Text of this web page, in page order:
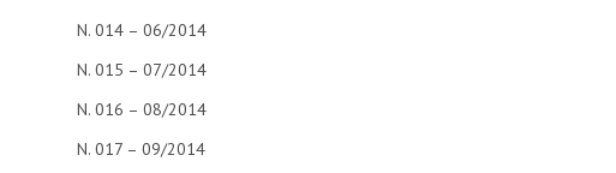
N. 014 – 06/2014
N. 015 – 07/2014
N. 016 – 08/2014
N. 017 – 09/2014